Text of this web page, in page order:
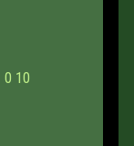
0 10